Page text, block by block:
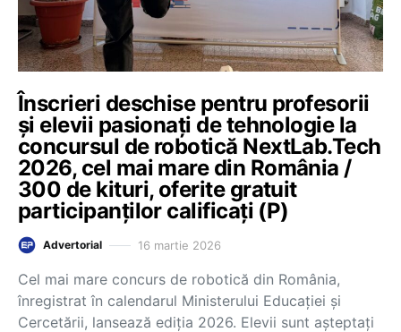
Înscrieri deschise pentru profesorii
și elevii pasionați de tehnologie la
concursul de robotică NextLab.Tech
2026, cel mai mare din România /
300 de kituri, oferite gratuit
participanților calificați (P)
Advertorial 16 martie 2026
Cel mai mare concurs de robotică din România,
înregistrat în calendarul Ministerului Educației și
Cercetării, lansează ediția 2026. Elevii sunt așteptați